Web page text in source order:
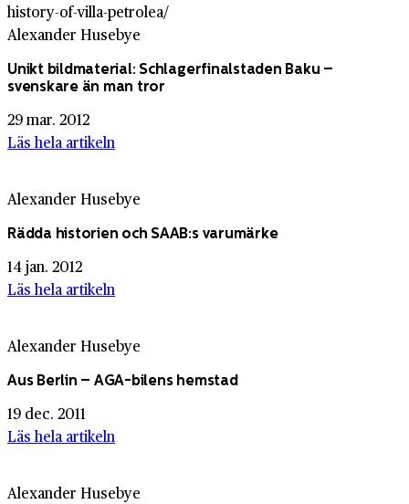
Alexander Husebye
Unikt bildmaterial: Schlagerfinalstaden Baku –
svenskare än man tror
29 mar. 2012
Läs hela artikeln
Alexander Husebye
Rädda historien och SAAB:s varumärke
14 jan. 2012
Läs hela artikeln
Alexander Husebye
Aus Berlin – AGA-bilens hemstad
19 dec. 2011
Läs hela artikeln
Alexander Husebye